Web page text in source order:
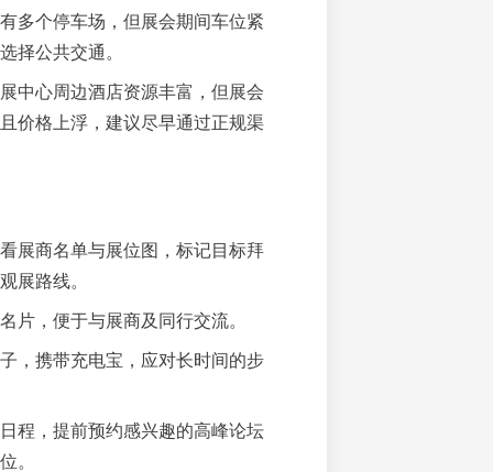
多个停车场，但展会期间车位紧
择公共交通。
中心周边酒店资源丰富，但展会
价格上浮，建议尽早通过正规渠
展商名单与展位图，标记目标拜
展路线。
片，便于与展商及同行交流。
，携带充电宝，应对长时间的步
程，提前预约感兴趣的高峰论坛
。